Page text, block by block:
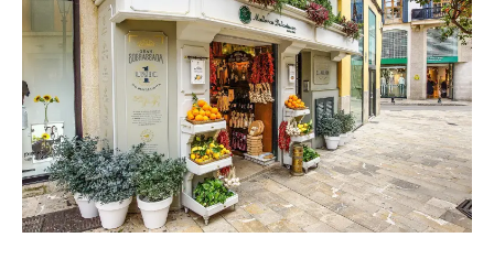
обещаващи
испански
общини
за
инвестиция
в
имоти